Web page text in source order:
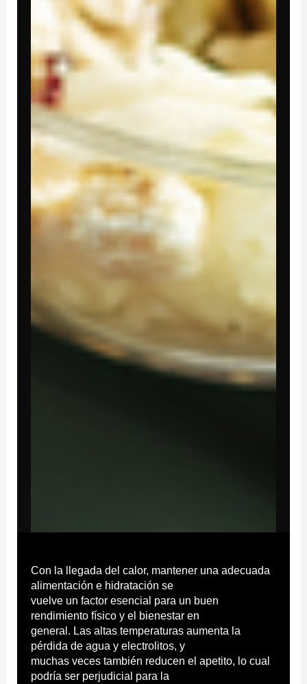
Con la llegada del calor, mantener una adecuada
alimentación e hidratación se
vuelve un factor esencial para un buen
rendimiento físico y el bienestar en
general. Las altas temperaturas aumenta la
pérdida de agua y electrolitos, y
muchas veces también reducen el apetito, lo cual
podría ser perjudicial para la